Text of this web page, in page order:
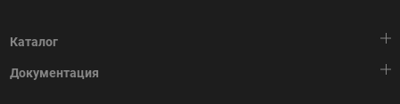
Каталог
Тепловая автоматика
Документация